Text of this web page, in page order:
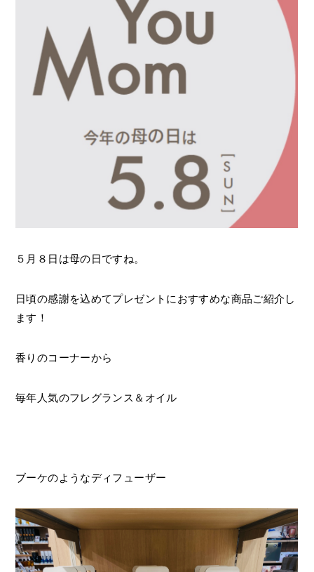
５月８日は母の日ですね。
日頃の感謝を込めてプレゼントにおすすめな商品ご紹介し
ます！
香りのコーナーから
毎年人気のフレグランス＆オイル
ブーケのようなディフューザー